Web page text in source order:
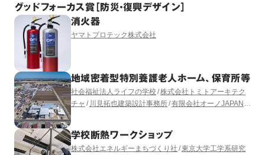
グッドフォーカス賞［防災・復興デザイン］
消火器
ヤマトプロテック株式会社
地域密着型特別養護老人ホーム、保育所等
社会福祉法人ライフの学校 株式会社トミトアーキテク
チャ
川見拓也建築設計事務所 有限会社オーノJAPAN
学校断熱ワークショップ
株式会社エネルギーまちづくり社 東京大学工学系研究